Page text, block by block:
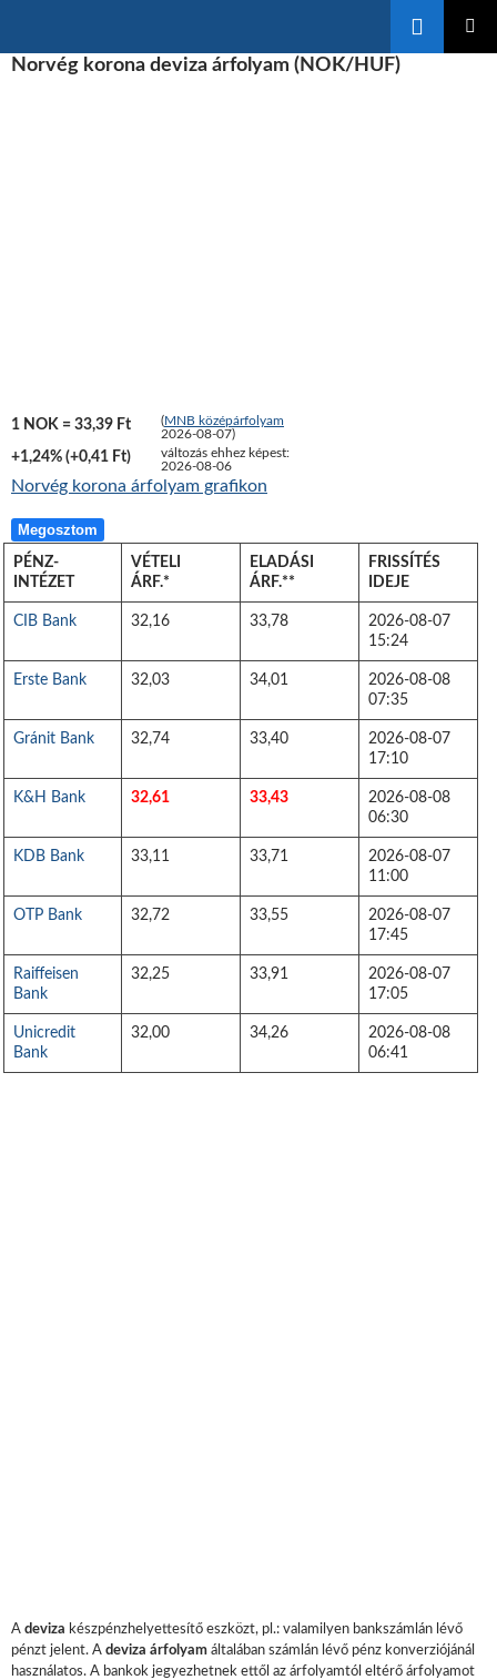
ANorvég korona deviza árfolyam (NOK/HUF)
1 NOK = 33,39 Ft (MNB középárfolyam
2026-08-07)
+1,24% (+0,41 Ft)
változás ehhez képest:
2026-08-06
Norvég korona árfolyam grafikon
Megosztom
PÉNZ-
INTÉZET
VÉTELI
ÁRF.*
ELADÁSI
ÁRF.**
FRISSÍTÉS
IDEJE
CIB Bank 32,16 33,78
2026-08-07
15:24
Erste Bank 32,03 34,01
2026-08-08
07:35
Gránit Bank 32,74 33,40
2026-08-07
17:10
K&H Bank 32,61 33,43
2026-08-08
06:30
KDB Bank 33,11 33,71
2026-08-07
11:00
OTP Bank 32,72 33,55
2026-08-07
17:45
Raiffeisen
Bank
32,25 33,91
2026-08-07
17:05
Unicredit
Bank
32,00 34,26
2026-08-08
06:41
A deviza készpénzhelyettesítő eszközt, pl.: valamilyen bankszámlán lévő
pénzt jelent. A deviza árfolyam általában számlán lévő pénz konverziójánál
használatos. A bankok jegyezhetnek ettől az árfolyamtól eltérő árfolyamot